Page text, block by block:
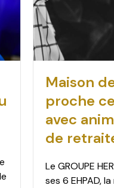
Maison
proche
avec
de
Le GROUPE
ses 6 EHPAD,